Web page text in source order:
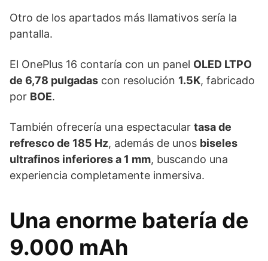
Otro de los apartados más llamativos sería la
pantalla.
El OnePlus 16 contaría con un panel OLED LTPO
de 6,78 pulgadas con resolución 1.5K, fabricado
por BOE.
También ofrecería una espectacular tasa de
refresco de 185 Hz, además de unos biseles
ultrafinos inferiores a 1 mm, buscando una
experiencia completamente inmersiva.
Una enorme batería de
9.000 mAh